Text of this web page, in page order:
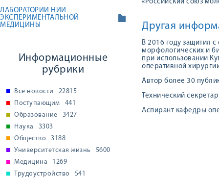
ЛАБОРАТОРИИ НИИ
ЭКСПЕРИМЕНТАЛЬНОЙ
МЕДИЦИНЫ
Информационные
рубрики
Все новости
22815
Поступающим
441
Образование
3427
Наука
3303
Общество
3188
Университетская жизнь
5600
Медицина
1269
Трудоустройство
541
«Российский союз
Другая
В 2016 году защитил
морфологических и
при использовании
оперативной
Автор более 30
Технический
Аспирант кафедры